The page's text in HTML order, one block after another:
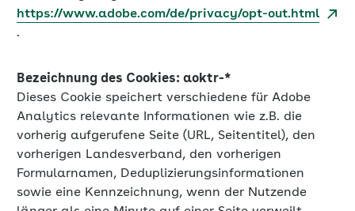
https://www.adobe.com/de/privacy/opt-out.html
.
Bezeichnung des Cookies: aoktr-*
Dieses Cookie speichert verschiedene für Adobe
Analytics relevante Informationen wie z.B. die
vorherig aufgerufene Seite (URL, Seitentitel), den
vorherigen Landesverband, den vorherigen
Formularnamen, Deduplizierungsinformationen
sowie eine Kennzeichnung, wenn der Nutzende